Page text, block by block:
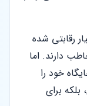
گیمینگ در سال ۱۴۰۵ بسیار رقابتی شده
دارند. اما
خود را
بلکه برای